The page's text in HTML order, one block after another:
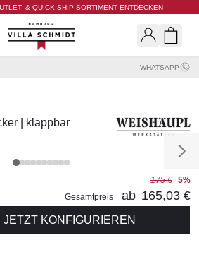
& QUICK SHIP SORTIMENT ENTDECKEN
Villa Schmidt
WHATSAPP
| klappbar
175 € 5%
Gesamtpreis
ab 165,03 €
JETZT KONFIGURIEREN